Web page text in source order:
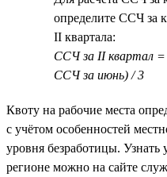
определите ССЧ за
II квартала:
ССЧ за II квартал
ССЧ за июнь) / 3
Квоту на рабочие места
с учётом особенностей
уровня безработицы.
регионе можно на сайте